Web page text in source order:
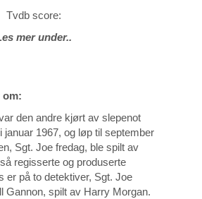
Tvdb score:
mer under..
om:
den andre kjørt av slepenot
januar 1967, og løp til september
Sgt. Joe fredag, ble spilt av
regisserte og produserte
er på to detektiver, Sgt. Joe
Gannon, spilt av Harry Morgan.